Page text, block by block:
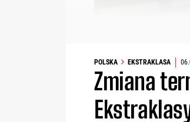
POLSKA EKSTRAKLASA
Zmiana